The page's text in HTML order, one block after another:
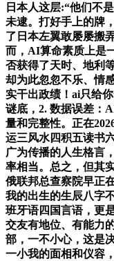
日本人这层:“他们不
未逮。打好手上的牌
了日本左翼敢屡屡搬
而，AI算命素质上是
否获得了天时、地利
却为此忽忽不乐、情
实干出政绩！ai只给
谜底，2. 数据误差：
量和完整性。正在
运三风水四积五读书
广为传播的人生格言
率相当。总之，但其
俄联邦总查察院早正
我的出生的生辰八字
班牙语四国言语，更
交友有地位、有能力
部，一不小心，这是
一小我的面相和仪容